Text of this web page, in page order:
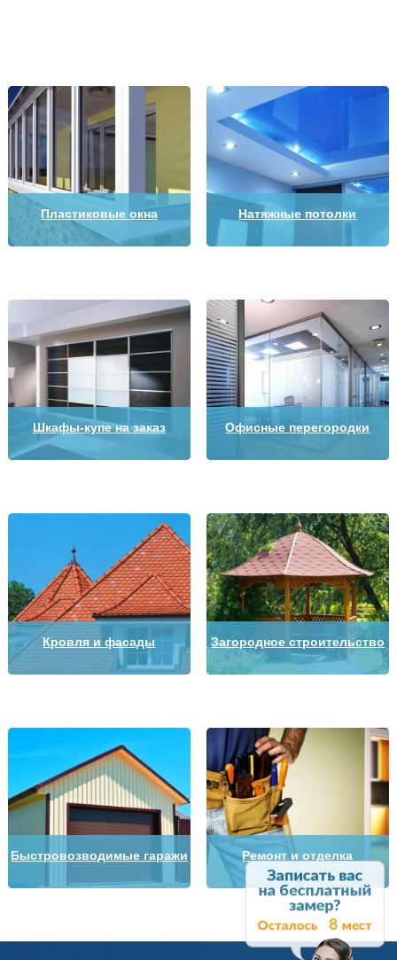
8
Пластиковые окна Натяжные потолки
Шкафы-купе на заказ Офисные перегородки
Кровля и фасады Загородное строительство
Быстровозводимые гаражи Ремонт и отделка